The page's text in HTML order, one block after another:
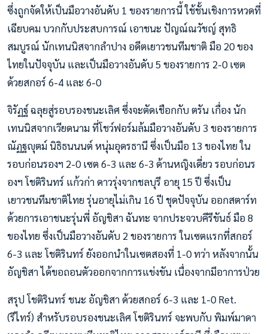
ซึ่งถูกจัดให้เป็นมือวางอันดับ 1 ของรายการนี้ ใช้ชั้นเชิงการหวดที่
เฉียบคม บวกกับประสบการณ์ เอาชนะ ปัญณ์ณวัชญ์ สุทธิ
สมบูรณ์ นักเทนนิสจากลำปาง อดีตเยาวชนทีมชาติ มือ 20 ของ
ไทยในปัจจุบัน และเป็นมือวางอันดับ 5 ของรายการ 2-0 เซต
ด้วยสกอร์ 6-4 และ 6-0
จิรัฏฐ์ ฉลุยสู่รอบรองชนะเลิศ ซึ่งจะตัดเชือกกับ ตรัน เกื่อง นัก
เทนนิสจากเวียดนาม ที่โชว์ฟอร์มล้มมือวางอันดับ 3 ของรายการ
ณัฏฐญุตม์ นิธิธนนนต์ หนุ่มอุดรธานี ซึ่งเป็นมือ 13 ของไทย ใน
รอบก่อนรองฯ 2-0 เซต 6-3 และ 6-3 ด้านหญิงเดี่ยว รอบก่อนร
องฯ โชติรินทร์ แก้วก่า ดาวรุ่งจากชลบุรี อายุ 15 ปี ซึ่งเป็น
เยาวชนทีมชาติไทย รุ่นอายุไม่เกิน 16 ปี ชุดปัจจุบัน ออกสตาร์ท
ด้วยการเอาชนะรุ่นพี่ อัญชิสา ฉันทะ จากประจวบคีรีขันธ์ มือ 8
ของไทย ซึ่งเป็นมือวางอันดับ 2 ของรายการ ในเซตแรกที่สกอร์
6-3 และ โชติรินทร์ ยังออกนำในเซตสองที่ 1-0 ทว่า หลังจากนั้น
อัญชิสา ได้ขอถอนตัวออกจากการแข่งขัน เนื่องจากมีอาการป่วย
สรุป โชติรินทร์ ชนะ อัญชิสา ด้วยสกอร์ 6-3 และ 1-0 Ret.
(รีไทร์) สำหรับรอบรองชนะเลิศ โชติรินทร์ จะพบกับ พิมพ์มาดา